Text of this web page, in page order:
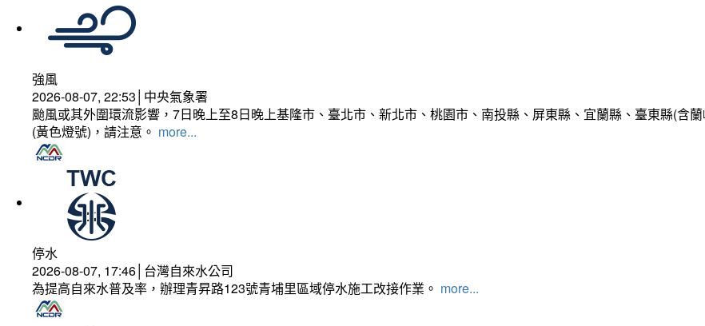
強風
2026-08-07, 22:53│中央氣象署
颱風或其外圍環流影響，7日晚上至8日晚上基隆市、臺北市、新北市、桃園市、南投縣、屏東縣、宜蘭縣、臺東縣(含
(黃色燈號)，請注意。 more...
停水
2026-08-07, 17:46│台灣自來水公司
為提高自來水普及率，辦理青昇路123號青埔里區域停水施工改接作業。 more...